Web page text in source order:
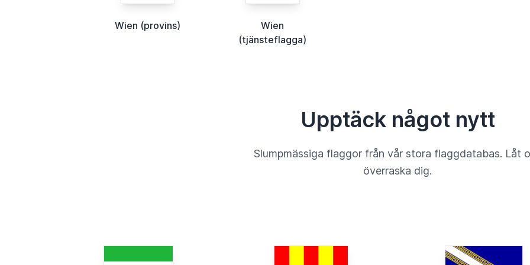
Wien (provins)
Wien
(tjänsteflagga)
Upptäck något nytt
Slumpmässiga flaggor från vår stora flaggdatabas. Låt
överraska dig.